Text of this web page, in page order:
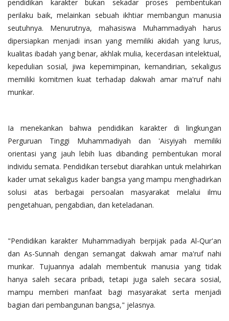
pendidikan karakter bukan sekadar proses pembentukan
perilaku baik, melainkan sebuah ikhtiar membangun manusia
seutuhnya. Menurutnya, mahasiswa Muhammadiyah harus
dipersiapkan menjadi insan yang memiliki akidah yang lurus,
kualitas ibadah yang benar, akhlak mulia, kecerdasan intelektual,
kepedulian sosial, jiwa kepemimpinan, kemandirian, sekaligus
memiliki komitmen kuat terhadap dakwah amar ma'ruf nahi
munkar.
Ia menekankan bahwa pendidikan karakter di lingkungan
Perguruan Tinggi Muhammadiyah dan 'Aisyiyah memiliki
orientasi yang jauh lebih luas dibanding pembentukan moral
individu semata. Pendidikan tersebut diarahkan untuk melahirkan
kader umat sekaligus kader bangsa yang mampu menghadirkan
solusi atas berbagai persoalan masyarakat melalui ilmu
pengetahuan, pengabdian, dan keteladanan.
"Pendidikan karakter Muhammadiyah berpijak pada Al-Qur'an
dan As-Sunnah dengan semangat dakwah amar ma'ruf nahi
munkar. Tujuannya adalah membentuk manusia yang tidak
hanya saleh secara pribadi, tetapi juga saleh secara sosial,
mampu memberi manfaat bagi masyarakat serta menjadi
bagian dari pembangunan bangsa," jelasnya.